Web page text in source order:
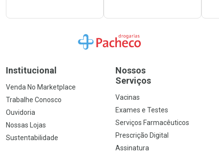
Ir para a Home
Institucional
Venda No Marketplace
Trabalhe Conosco
Ouvidoria
Nossas Lojas
Sustentabilidade
Nossos
Serviços
Vacinas
Exames e Testes
Serviços Farmacêuticos
Prescrição Digital
Assinatura